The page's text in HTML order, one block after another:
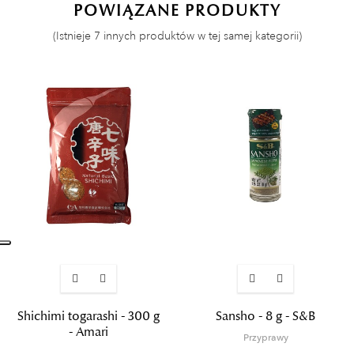
POWIĄZANE PRODUKTY
(Istnieje 7 innych produktów w tej samej kategorii)
Shichimi togarashi - 300 g
- Amari
Sansho - 8 g - S&B
Przyprawy